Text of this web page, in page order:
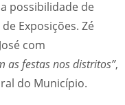
possibilidade de
Exposições. Zé
com
as festas nos distritos”,
do Município.